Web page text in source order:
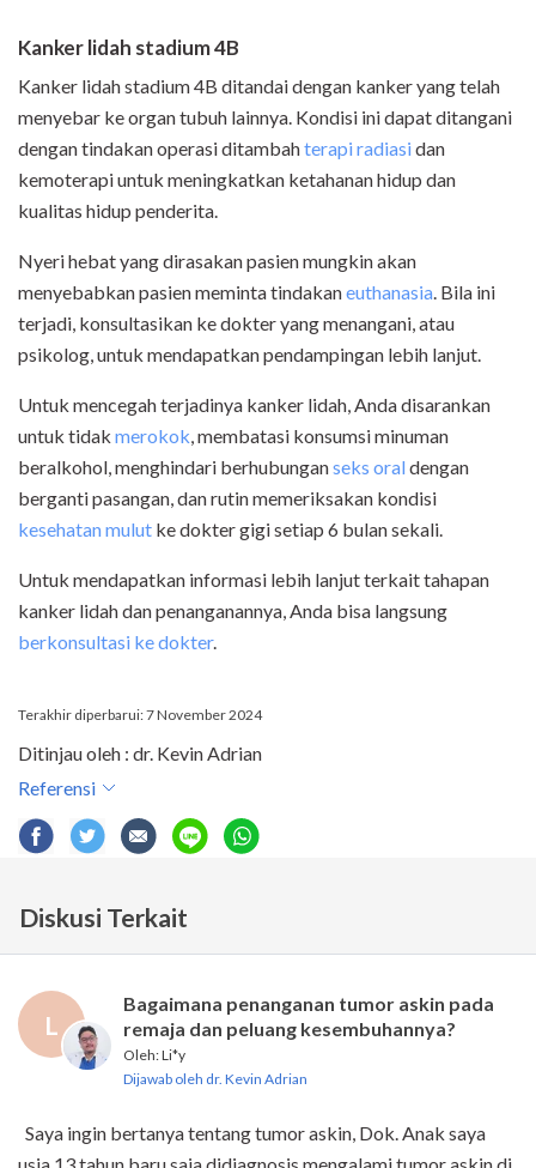
Kanker lidah stadium 4B
Kanker lidah stadium 4B ditandai dengan kanker yang telah
menyebar ke organ tubuh lainnya. Kondisi ini dapat ditangani
dengan tindakan operasi ditambahterapi radiasidan
kemoterapi untuk meningkatkan ketahanan hidup dan
kualitas hidup penderita.
Nyeri hebat yang dirasakan pasien mungkin akan
menyebabkan pasien meminta tindakaneuthanasia. Bila ini
terjadi, konsultasikan ke dokter yang menangani, atau
psikolog, untuk mendapatkan pendampingan lebih lanjut.
Untuk mencegah terjadinya kanker lidah, Anda disarankan
untuk tidak merokok, membatasi konsumsi minuman
beralkohol, menghindari berhubunganseks oraldengan
berganti pasangan, dan rutin memeriksakan kondisi
kesehatan mulut ke dokter gigi setiap 6 bulan sekali.
Untuk mendapatkan informasi lebih lanjut terkait tahapan
kanker lidah dan penanganannya, Anda bisa langsung
berkonsultasi ke dokter.
Terakhir diperbarui: 7 November 2024